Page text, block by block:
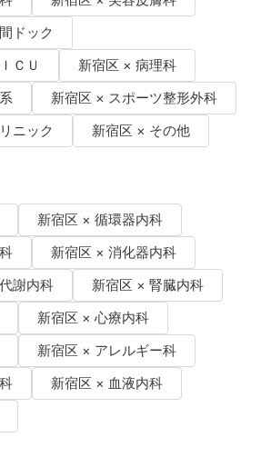
ドック
ＣＵ
新宿区 × 病理科
新宿区 × スポーツ整形外科
ニック
新宿区 × その他
新宿区 × 循環器内科
新宿区 × 消化器内科
謝内科
新宿区 × 腎臓内科
新宿区 × 心療内科
新宿区 × アレルギー科
新宿区 × 血液内科